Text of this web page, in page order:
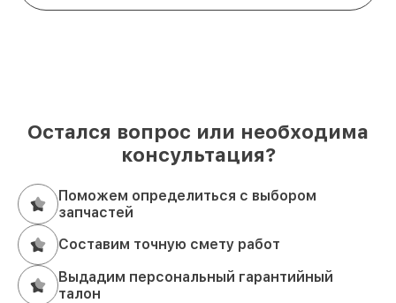
Остался вопрос или необходима
консультация?
Поможем определиться с выбором
запчастей
Составим точную смету работ
Выдадим персональный гарантийный
талон